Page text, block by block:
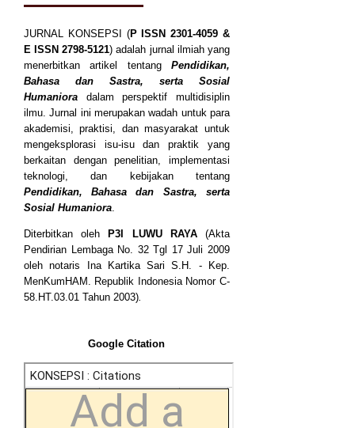
JURNAL KONSEPSI (P ISSN2301-4059 &
E ISSN2798-5121) adalah jurnal ilmiah yang
menerbitkan artikel tentang Pendidikan,
Bahasa dan Sastra, serta Sosial
Humaniora dalam perspektif multidisiplin
ilmu. Jurnal ini merupakan wadah untuk para
akademisi, praktisi, dan masyarakat untuk
mengeksplorasi isu-isu dan praktik yang
berkaitan dengan penelitian, implementasi
teknologi, dan kebijakan tentang
Pendidikan, Bahasa dan Sastra, serta
Sosial Humaniora
Diterbitkan oleh P3I LUWU RAYA(Akta
Pendirian Lembaga No. 32 Tgl 17 Juli 2009
oleh notaris Ina Kartika Sari S.H. - Kep.
MenKumHAM. Republik Indonesia Nomor C-
58.HT.03.01 Tahun 2003).
Google Citation